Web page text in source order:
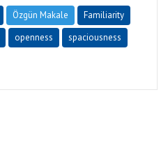
Özgün Makale
Familiarity
openness
spaciousness